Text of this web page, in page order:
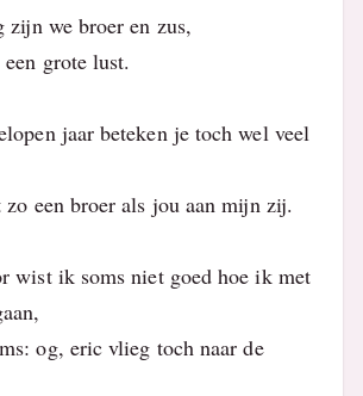
we broer en zus,
grote lust.
jaar beteken je toch wel veel
een broer als jou aan mijn zij.
wist ik soms niet goed hoe ik met
og, eric vlieg toch naar de